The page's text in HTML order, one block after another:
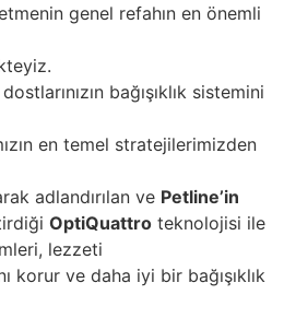
genel refahın en önemli
bağışıklık sistemini
en temel stratejilerimizden
adlandırılan ve Petline’in
OptiQuattro teknolojisi ile
lezzeti
korur ve daha iyi bir bağışıklık